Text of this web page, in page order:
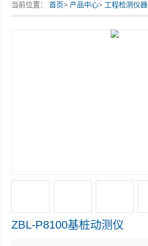
当前位置：首页> 产品中心> 工程检测仪器
ZBL-P8100基桩动测仪